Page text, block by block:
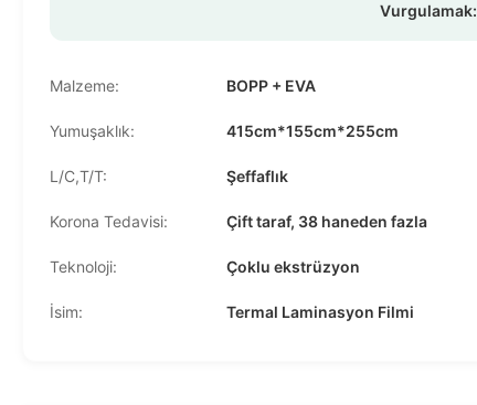
Vurgulamak:
Malzeme: BOPP + EVA
Yumuşaklık: 415cm*155cm*255cm
L/C,T/T: Şeffaflık
Korona Tedavisi: Çift taraf, 38 haneden fazla
Teknoloji: Çoklu ekstrüzyon
İsim: Termal Laminasyon Filmi